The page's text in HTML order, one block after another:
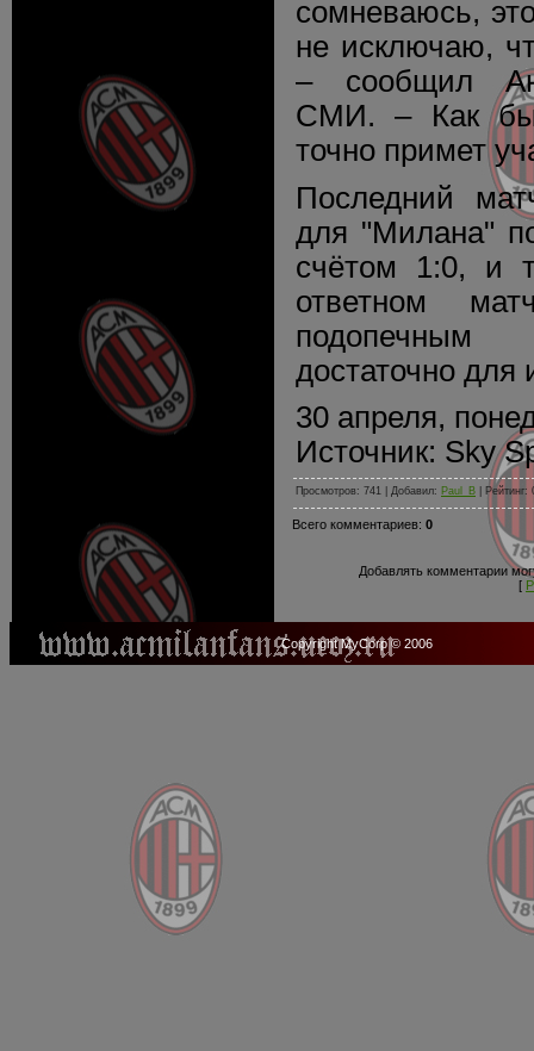
сомневаюсь,
не исключаю,
– сообщил
СМИ. – Как бы
точно примет
Последний
для "Милана"
счётом 1:0, и
ответном
достаточно для
30 апреля,
Источник: Sky
Просмотров: 741 | Добавил: Paul_B |
Всего комментариев: 0
Добавлять комментарии
[
Copyright MyCorp © 2006